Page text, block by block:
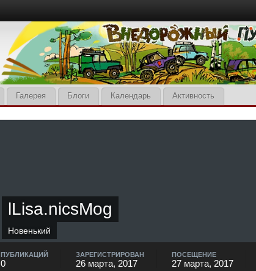
Галерея Блоги Календарь Активность
lLisa.nicsMog
Новенький
ПУБЛИКАЦИЙ
0
ЗАРЕГИСТРИРОВАН
26 марта, 2017
ПОСЕЩЕНИЕ
27 марта, 2017